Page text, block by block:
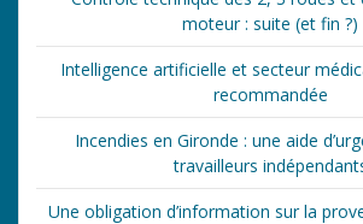
moteur : suite (et fin ?)
Intelligence artificielle et secteur
recommandée
Incendies en Gironde : une aide
travailleurs
Une obligation d’information sur la